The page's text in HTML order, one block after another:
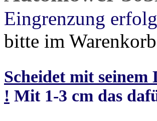
Eingrenzung
bitte im Warenkorb
Scheidet mit
! Mit 1-3 cm das